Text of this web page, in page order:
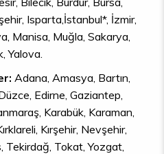
Isparta,İstanbul*, İzmir,
Manisa, Muğla, Sakarya,
Yalova.
Adana, Amasya, Bartın,
Edirne, Gaziantep,
Karabük, Karaman,
Kırşehir, Nevşehir,
Tekirdağ, Tokat, Yozgat,